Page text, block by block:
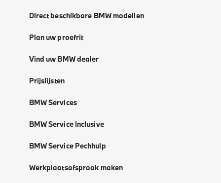
Direct beschikbare BMW modellen
Plan uw proefrit
Vind uw BMW dealer
Prijslijsten
BMW Services
BMW Service Inclusive
BMW Service Pechhulp
Werkplaatsafspraak maken